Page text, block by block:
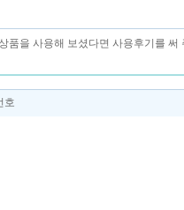
품을 사용해 보셨다면 사용후기를 써
호